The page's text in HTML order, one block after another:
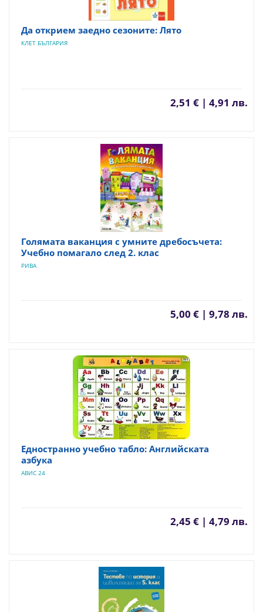
Да открием заедно сезоните: Лято
КЛЕТ БЪЛГАРИЯ
2,51 € | 4,91 лв.
Голямата ваканция с умните дребосъчета:
Учебно помагало след 2. клас
РИВА
5,00 € | 9,78 лв.
Едностранно учебно табло: Английската
азбука
АВИС 24
2,45 € | 4,79 лв.